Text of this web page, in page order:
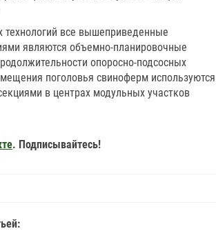
технологий все вышеприведенные
являются объемно-планировочные
опоросно-подсосных
поголовья свиноферм используются
в центрах модульных участков
. Подписывайтесь!